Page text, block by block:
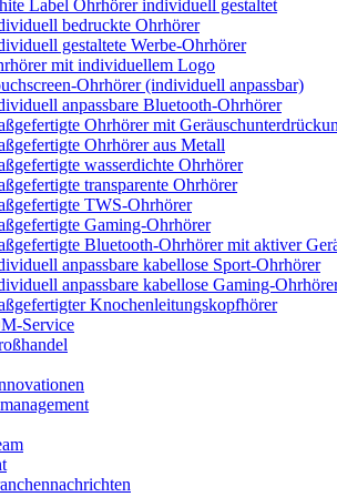
Label Ohrhörer individuell gestaltet
bedruckte Ohrhörer
gestaltete Werbe-Ohrhörer
mit individuellem Logo
Ohrhörer (individuell anpassbar)
anpassbare Bluetooth-Ohrhörer
Ohrhörer mit
Ohrhörer aus Metall
wasserdichte Ohrhörer
transparente Ohrhörer
TWS-Ohrhörer
Gaming-Ohrhörer
Bluetooth-Ohrhörer mit aktiver
anpassbare kabellose Sport-Ohrhörer
anpassbare kabellose Gaming-
Knochenleitungskopfhörer
Service